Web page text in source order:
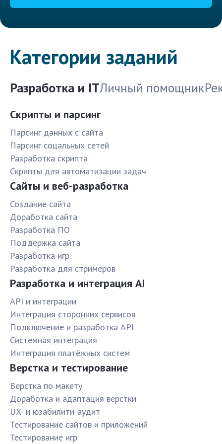
Категории заданий
Разработка и ITЛичный помощник
Скрипты и парсинг
Парсинг данных с сайта
Парсинг соцальных сетей
Разработка скрипта
Скрипты для автоматизации задач
Сайты и веб-разработка
Создание сайта
Доработка сайта
Разработка ПО
Поддержка сайта
Разработка игр
Разработка для стримеров
Разработка и интеграция AI
API и интеграции
Интеграция сторонних сервисов
Подключение и разработка API
Системная интеграция
Интеграция платёжных систем
Верстка и тестирование
Верстка по макету
Доработка и адаптация верстки
UX- и юзабилити-аудит
Тестирование сайтов и приложений
Тестирование игр